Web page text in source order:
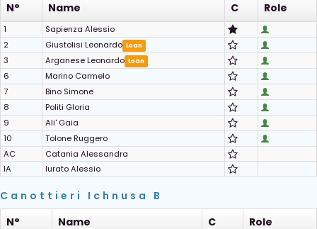
N°
Name C Role
1
Sapienza Alessio
2
Giustolisi Leonardo Loan
3 Arganese Leonardo Loan
6
Marino Carmelo
7
Bino Simone
8
Politi Gloria
9
Ali' Gaia
10
Tolone Ruggero
AC
Catania Alessandra
IA
Iurato Alessio
Canottieri Ichnusa B
N°
Name C Role